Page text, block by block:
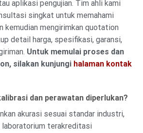
aplikasi pengujian. Tim ahli kami
singkat untuk memahami
kemudian mengirimkan quotation
detail harga, spesifikasi, garansi,
Untuk memulai proses dan
silakan kunjungi halaman kontak
dan perawatan diperlukan?
akurasi sesuai standar industri,
laboratorium terakreditasi